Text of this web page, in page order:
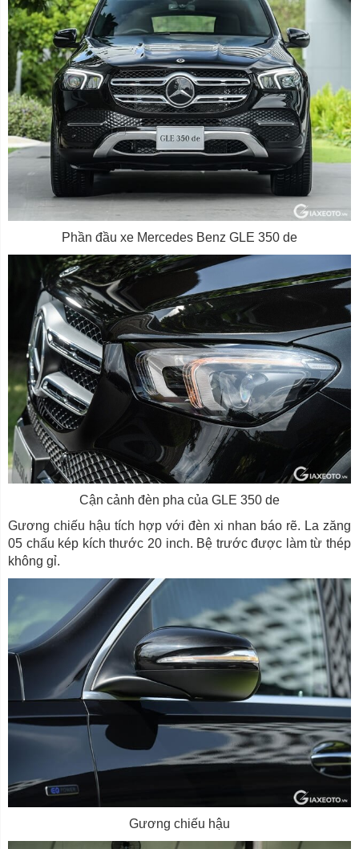
Phần đầu xe Mercedes Benz GLE 350 de
Cận cảnh đèn pha của GLE 350 de
Gương chiếu hậu tích hợp với đèn xi nhan báo rẽ. La zăng
05 chấu kép kích thước 20 inch. Bệ trước được làm từ thép
không gỉ.
Gương chiếu hậu